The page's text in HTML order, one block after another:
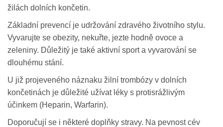
žilách dolních končetin.
Základní prevencí je udržování zdravého životního stylu.
Vyvarujte se obezity, nekuřte, jezte hodně ovoce a
zeleniny. Důležitý je také aktivní sport a vyvarování se
dlouhému stání.
U již projeveného náznaku žilní trombózy v dolních
končetinách je důležité užívat léky s protisrážlivým
účinkem (Heparin, Warfarin).
Doporučují se i některé doplňky stravy. Na pevnost cév